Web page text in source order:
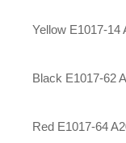
Yellow E1017-14
Black E1017-62
Red E1017-64